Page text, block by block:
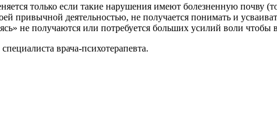
только если такие нарушения имеют болезненную почву
привычной деятельностью, не получается понимать и
не получаются или потребуется больших усилий воли
врача-психотерапевта.